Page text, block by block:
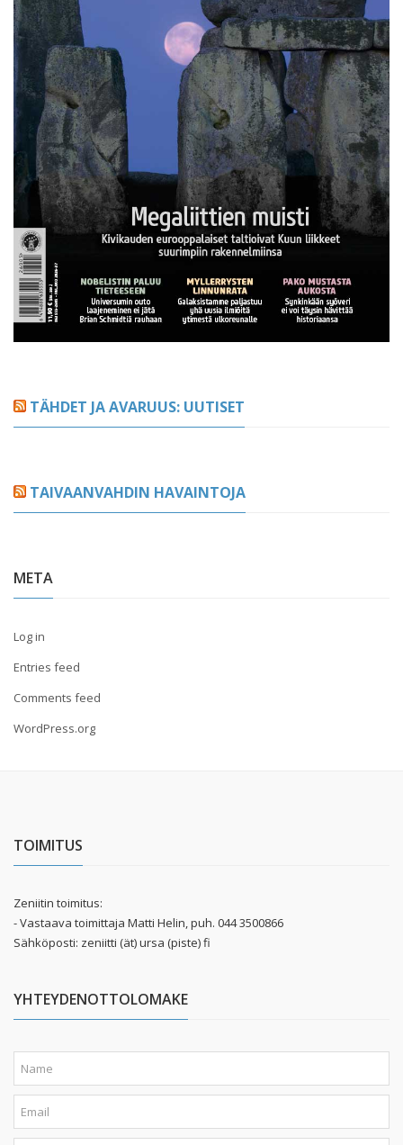
TÄHDET JA AVARUUS: UUTISET
TAIVAANVAHDIN HAVAINTOJA
META
Log in
Entries feed
Comments feed
WordPress.org
TOIMITUS
Zeniitin toimitus:
- Vastaava toimittaja Matti Helin, puh. 044 3500866
Sähköposti: zeniitti (ät) ursa (piste) fi
YHTEYDENOTTOLOMAKE